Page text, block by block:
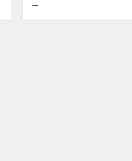
ー